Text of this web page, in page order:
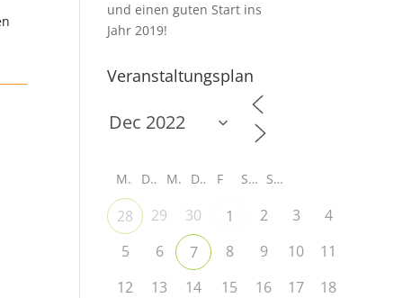
und einen guten Start ins
Jahr 2019!
Veranstaltungsplan
M D M D F S S
28 29 30 1 2 3
4
5
6 7 8 9 10
11
12
13 14 15 16 17
18